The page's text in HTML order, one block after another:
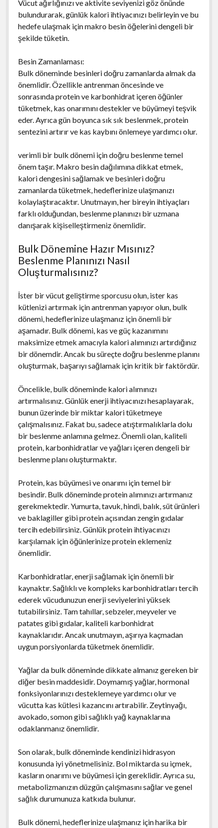
Vücut ağırlığınızı ve aktivite seviyenizi göz önünde
bulundurarak, günlük kalori ihtiyacınızı belirleyin ve bu
hedefe ulaşmak için makro besin öğelerini dengeli bir
şekilde tüketin.
Besin Zamanlaması:
Bulk döneminde besinleri doğru zamanlarda almak da
önemlidir. Özellikle antrenman öncesinde ve
sonrasında protein ve karbonhidrat içeren öğünler
tüketmek, kas onarımını destekler ve büyümeyi teşvik
eder. Ayrıca gün boyunca sık sık beslenmek, protein
sentezini artırır ve kas kaybını önlemeye yardımcı olur.
verimli bir bulk dönemi için doğru beslenme temel
önem taşır. Makro besin dağılımına dikkat etmek,
kalori dengesini sağlamak ve besinleri doğru
zamanlarda tüketmek, hedeflerinize ulaşmanızı
kolaylaştıracaktır. Unutmayın, her bireyin ihtiyaçları
farklı olduğundan, beslenme planınızı bir uzmana
danışarak kişiselleştirmeniz önemlidir.
Bulk Dönemine Hazır Mısınız?
Beslenme Planınızı Nasıl
Oluşturmalısınız?
İster bir vücut geliştirme sporcusu olun, ister kas
kütlenizi artırmak için antrenman yapıyor olun, bulk
dönemi, hedeflerinize ulaşmanız için önemli bir
aşamadır. Bulk dönemi, kas ve güç kazanımını
maksimize etmek amacıyla kalori alımınızı artırdığınız
bir dönemdir. Ancak bu süreçte doğru beslenme planını
oluşturmak, başarıyı sağlamak için kritik bir faktördür.
Öncelikle, bulk döneminde kalori alımınızı
artırmalısınız. Günlük enerji ihtiyacınızı hesaplayarak,
bunun üzerinde bir miktar kalori tüketmeye
çalışmalısınız. Fakat bu, sadece atıştırmalıklarla dolu
bir beslenme anlamına gelmez. Önemli olan, kaliteli
protein, karbonhidratlar ve yağları içeren dengeli bir
beslenme planı oluşturmaktır.
Protein, kas büyümesi ve onarımı için temel bir
besindir. Bulk döneminde protein alımınızı artırmanız
gerekmektedir. Yumurta, tavuk, hindi, balık, süt ürünleri
ve baklagiller gibi protein açısından zengin gıdalar
tercih edebilirsiniz. Günlük protein ihtiyacınızı
karşılamak için öğünlerinize protein eklemeniz
önemlidir.
Karbonhidratlar, enerji sağlamak için önemli bir
kaynaktır. Sağlıklı ve kompleks karbonhidratları tercih
ederek vücudunuzun enerji seviyelerini yüksek
tutabilirsiniz. Tam tahıllar, sebzeler, meyveler ve
patates gibi gıdalar, kaliteli karbonhidrat
kaynaklarıdır. Ancak unutmayın, aşırıya kaçmadan
uygun porsiyonlarda tüketmek önemlidir.
Yağlar da bulk döneminde dikkate almanız gereken bir
diğer besin maddesidir. Doymamış yağlar, hormonal
fonksiyonlarınızı desteklemeye yardımcı olur ve
vücutta kas kütlesi kazancını artırabilir. Zeytinyağı,
avokado, somon gibi sağlıklı yağ kaynaklarına
odaklanmanız önemlidir.
Son olarak, bulk döneminde kendinizi hidrasyon
konusunda iyi yönetmelisiniz. Bol miktarda su içmek,
kasların onarımı ve büyümesi için gereklidir. Ayrıca su,
metabolizmanızın düzgün çalışmasını sağlar ve genel
sağlık durumunuza katkıda bulunur.
Bulk dönemi, hedeflerinize ulaşmanız için harika bir